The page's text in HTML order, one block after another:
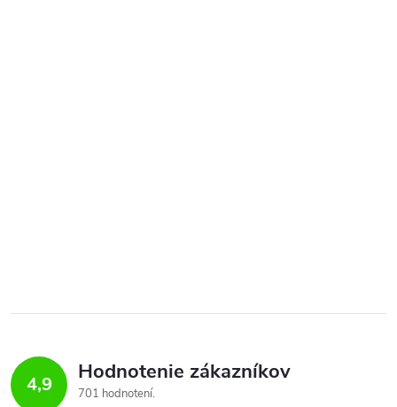
4,9 Hodnotenie zákazníkov
701 hodnotení